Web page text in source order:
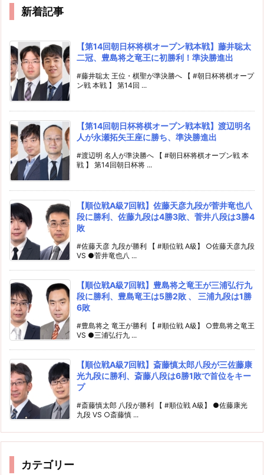
新着記事
【第14回朝日杯将棋オープン戦本戦】藤井聡太
二冠、豊島将之竜王に初勝利！準決勝進出
#藤井聡太 王位・棋聖が準決勝へ 【 #朝日杯将棋オープ
ン戦 本戦 】 第14回 ...
【第14回朝日杯将棋オープン戦本戦】渡辺明名
人が永瀬拓矢王座に勝ち、準決勝進出
#渡辺明 名人が準決勝へ 【 #朝日杯将棋オープン戦 本
戦 】 第14回朝日杯将 ...
【順位戦A級7回戦】佐藤天彦九段が菅井竜也八
段に勝利、佐藤九段は4勝3敗、菅井八段は3勝4
敗
#佐藤天彦 九段が勝利 【 #順位戦 A級】 ○佐藤天彦九段
VS ●菅井竜也八 ...
【順位戦A級7回戦】豊島将之竜王が三浦弘行九
段に勝利、豊島竜王は5勝2敗 、 三浦九段は1勝
6敗
#豊島将之 竜王が勝利 【 #順位戦 A級】 ○豊島将之竜王
VS ●三浦弘行九 ...
【順位戦A級7回戦】斎藤慎太郎八段が三佐藤康
光九段に勝利、斎藤八段は6勝1敗で首位をキー
プ
#斎藤慎太郎 八段が勝利 【 #順位戦 A級】 ●佐藤康光
九段 VS ○斎藤慎 ...
カテゴリー